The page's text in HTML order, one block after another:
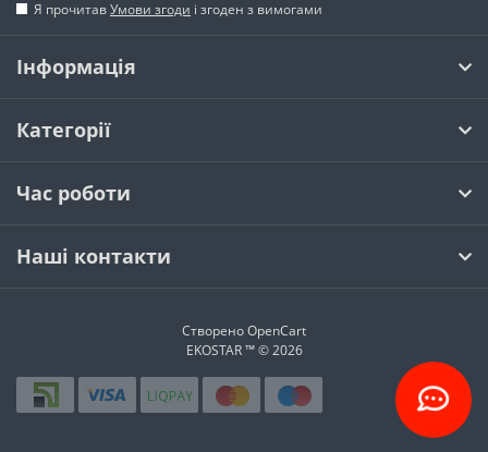
Я прочитавУмови згоди і згоден з вимогами
Інформація
Категорії
Час роботи
Наші контакти
СтвореноOpenCart
EKOSTAR ™ © 2026